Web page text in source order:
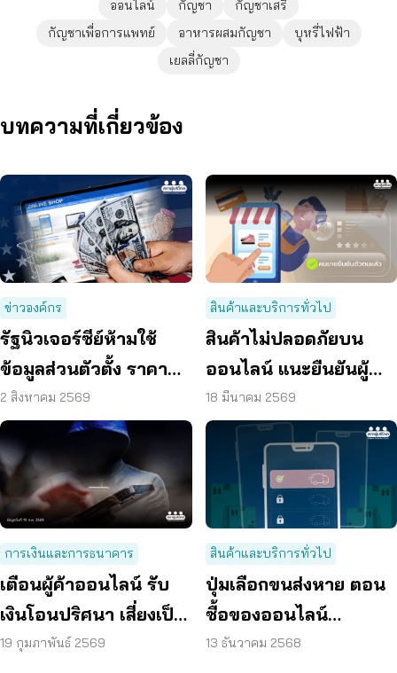
ออนไลน์ กัญชา
กัญชาเสรี
กัญชาเพื่อการแพทย์
อาหารผสมกัญชา
บุหรี่ไฟฟ้า
เยลลี่กัญชา
บทความที่เกี่ยวข้อง
ข่าวองค์กร
รัฐนิวเจอร์ซีย์ห้ามใช้
ข้อมูลส่วนตัวตั้ง ราคา
สินค้าเฉพาะบุคคล
2 สิงหาคม 2569
สินค้าและบริการทั่วไป
สินค้าไม่ปลอดภัยบน
ออนไลน์ แนะยืนยันผู้
ขาย คุมแพลตฟอร์ม
18 มีนาคม 2569
การเงินและการธนาคาร
เตือนผู้ค้าออนไลน์ รับ
เงินโอนปริศนา เสี่ยงเป็น
บัญชีม้าไม่รู้ตัว
19 กุมภาพันธ์ 2569
สินค้าและบริการทั่วไป
ปุ่มเลือกขนส่งหาย ตอน
ซื้อของออนไลน์
แพลตฟอร์มเข้าข่าย
13 ธันวาคม 2568